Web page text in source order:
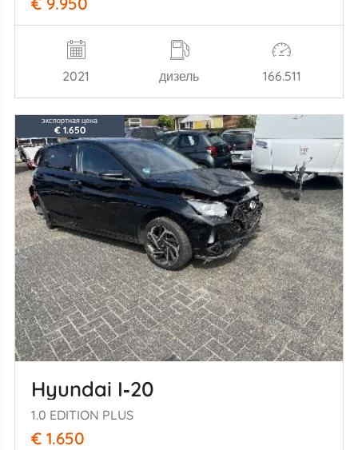
2021 дизель 166.511
экспортная цена
€ 1.650
Hyundai I‑20
1.0 EDITION PLUS
€ 1.650